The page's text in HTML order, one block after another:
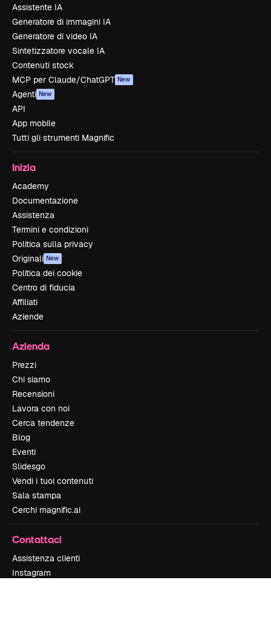
Assistente IA
Generatore di immagini IA
Generatore di video IA
Sintetizzatore vocale IA
Contenuti stock
MCP per Claude/ChatGPT New
Agenti New
API
App mobile
Tutti gli strumenti Magnific
Inizia
Academy
Documentazione
Assistenza
Termini e condizioni
Politica sulla privacy
Originali New
Politica dei cookie
Centro di fiducia
Affiliati
Aziende
Azienda
Prezzi
Chi siamo
Recensioni
Lavora con noi
Cerca tendenze
Blog
Eventi
Slidesgo
Vendi i tuoi contenuti
Sala stampa
Cerchi magnific.ai
Contattaci
Assistenza clienti
Instagram